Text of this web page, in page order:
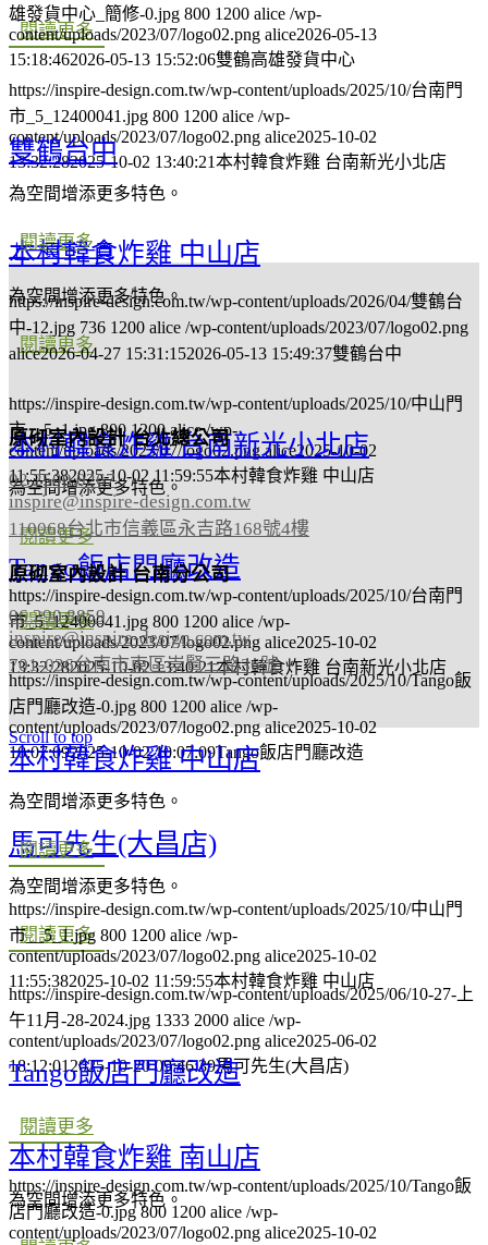
閱讀更多
https://inspire-design.com.tw/wp-content/uploads/2025/10/台南門
市_5_12400041.jpg 800 1200 alice /wp-
content/uploads/2023/07/logo02.png alice2025-10-02
13:32:282025-10-02 13:40:21本村韓食炸雞 台南新光小北店
本村韓食炸雞 中山店
為空間增添更多特色。
閱讀更多
https://inspire-design.com.tw/wp-content/uploads/2025/10/中山門
市__5_1.jpg 800 1200 alice /wp-
content/uploads/2023/07/logo02.png alice2025-10-02
11:55:382025-10-02 11:59:55本村韓食炸雞 中山店
Tango飯店門廳改造
閱讀更多
https://inspire-design.com.tw/wp-content/uploads/2025/10/Tango飯
店門廳改造-0.jpg 800 1200 alice /wp-
content/uploads/2023/07/logo02.png alice2025-10-02
10:07:092025-10-02 10:07:09Tango飯店門廳改造
馬可先生(大昌店)
為空間增添更多特色。
閱讀更多
https://inspire-design.com.tw/wp-content/uploads/2025/06/10-27-上
午11月-28-2024.jpg 1333 2000 alice /wp-
content/uploads/2023/07/logo02.png alice2025-06-02
18:12:012025-10-20 09:46:39馬可先生(大昌店)
本村韓食炸雞 南山店
為空間增添更多特色。
雄發貨中心_簡修-0.jpg 800 1200 alice /wp-
content/uploads/2023/07/logo02.png alice2026-05-13
15:18:462026-05-13 15:52:06雙鶴高雄發貨中心
雙鶴台中
為空間增添更多特色。
閱讀更多
https://inspire-design.com.tw/wp-content/uploads/2026/04/雙鶴台
中-12.jpg 736 1200 alice /wp-content/uploads/2023/07/logo02.png
alice2026-04-27 15:31:152026-05-13 15:49:37雙鶴台中
本村韓食炸雞 台南新光小北店
為空間增添更多特色。
閱讀更多
https://inspire-design.com.tw/wp-content/uploads/2025/10/台南門
市_5_12400041.jpg 800 1200 alice /wp-
content/uploads/2023/07/logo02.png alice2025-10-02
13:32:282025-10-02 13:40:21本村韓食炸雞 台南新光小北店
本村韓食炸雞 中山店
為空間增添更多特色。
閱讀更多
https://inspire-design.com.tw/wp-content/uploads/2025/10/中山門
市__5_1.jpg 800 1200 alice /wp-
content/uploads/2023/07/logo02.png alice2025-10-02
11:55:382025-10-02 11:59:55本村韓食炸雞 中山店
Tango飯店門廳改造
閱讀更多
https://inspire-design.com.tw/wp-content/uploads/2025/10/Tango飯
店門廳改造-0.jpg 800 1200 alice /wp-
content/uploads/2023/07/logo02.png alice2025-10-02
上一頁下一頁
原砌室內設計 台北總公司
02 2500 0267
inspire@inspire-design.com.tw
110068台北市信義區永吉路168號4樓
原砌室內設計 台南分公司
06 290 8859
inspire@inspire-design.com.tw
701-036台南市東區崇賢三路36號
Scroll to top